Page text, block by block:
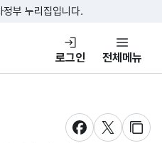
콘텐츠 바로가기
푸터 바로가기
부 누리집입니다.
이터포털
로그인 전체메뉴
새창 열림새창 열림
새창